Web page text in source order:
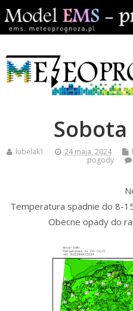
lubelak1 24 maja, 2024
pogody
Temperatura spadnie do 8-
Obecne opady do